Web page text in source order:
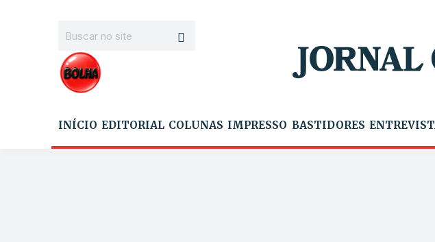
INÍCIO EDITORIAL COLUNAS IMPRESSO BASTIDORES